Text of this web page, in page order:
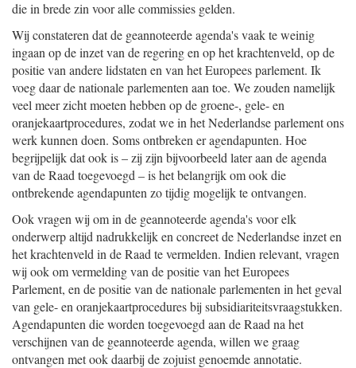
die in brede zin voor alle commissies gelden.
Wij constateren dat de geannoteerde agenda's vaak te weinig
ingaan op de inzet van de regering en op het krachtenveld, op de
positie van andere lidstaten en van het Europees parlement. Ik
voeg daar de nationale parlementen aan toe. We zouden namelijk
veel meer zicht moeten hebben op de groene-, gele- en
oranjekaartprocedures, zodat we in het Nederlandse parlement ons
werk kunnen doen. Soms ontbreken er agendapunten. Hoe
begrijpelijk dat ook is – zij zijn bijvoorbeeld later aan de agenda
van de Raad toegevoegd – is het belangrijk om ook die
ontbrekende agendapunten zo tijdig mogelijk te ontvangen.
Ook vragen wij om in de geannoteerde agenda's voor elk
onderwerp altijd nadrukkelijk en concreet de Nederlandse inzet en
het krachtenveld in de Raad te vermelden. Indien relevant, vragen
wij ook om vermelding van de positie van het Europees
Parlement, en de positie van de nationale parlementen in het geval
van gele- en oranjekaartprocedures bij subsidiariteitsvraagstukken.
Agendapunten die worden toegevoegd aan de Raad na het
verschijnen van de geannoteerde agenda, willen we graag
ontvangen met ook daarbij de zojuist genoemde annotatie.